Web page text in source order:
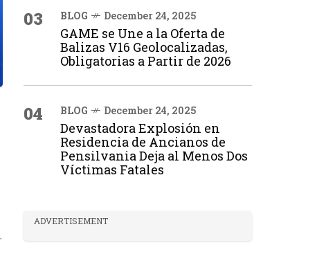
03 BLOG December 24, 2025
GAME se Une a la Oferta de
Balizas V16 Geolocalizadas,
Obligatorias a Partir de 2026
04 BLOG December 24, 2025
Devastadora Explosión en
Residencia de Ancianos de
Pensilvania Deja al Menos Dos
Víctimas Fatales
ADVERTISEMENT